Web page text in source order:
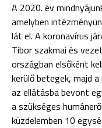
A 2020. év
amelyben
lát el. A koronavírus
Tibor szakmai és
országban elsőként
kerülő betegek, majd
az ellátásba bevont
a szükséges
küzdelemben 10